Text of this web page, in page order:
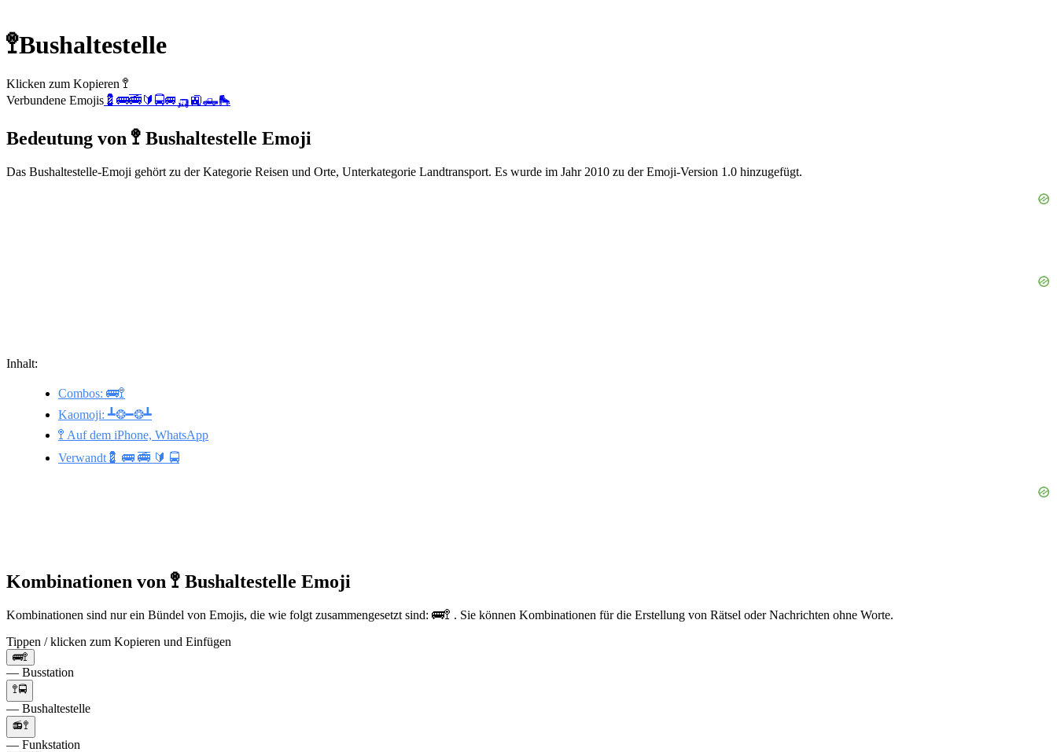
🚏Bushaltestelle
Klicken zum Kopieren 🚏
Verbundene Emojis 💈 🚌🚎🔰🚍🚐 🛺🚉🛻🛼
Bedeutung von 🚏 Bushaltestelle Emoji
Das Bushaltestelle-Emoji gehört zu der Kategorie Reisen und Orte, Unterkategorie Landtransport. Es wurde im Jahr 2010 zu der Emoji-Version 1.0 hinzugefügt.
Inhalt:
Combos: 🚌🚏
Kaomoji: ┻❂━❂┻
🚏 Auf dem iPhone, WhatsApp
Verwandt💈 🚌 🚎 🔰 🚍
Kombinationen von 🚏 Bushaltestelle Emoji
Kombinationen sind nur ein Bündel von Emojis, die wie folgt zusammengesetzt sind: 🚌🚏 . Sie können Kombinationen für die Erstellung von Rätsel oder Nachrichten ohne Worte.
Tippen / klicken zum Kopieren und Einfügen
🚌🚏
— Busstation
🚏🚍
— Bushaltestelle
📻🚏
— Funkstation